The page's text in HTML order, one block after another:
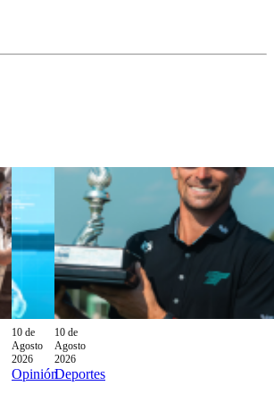
10 de
Agosto
2026
Opinión
10 de
Agosto
2026
Deportes